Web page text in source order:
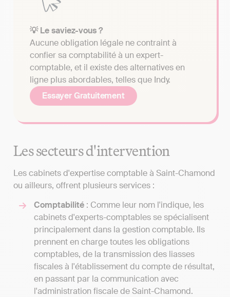
💡 Le saviez-vous ?
Aucune obligation légale ne contraint à
confier sa comptabilité à un expert-
comptable, et il existe des alternatives en
ligne plus abordables, telles que Indy.
Essayer Gratuitement
Les secteurs d'intervention
Les cabinets d'expertise comptable à Saint-Chamond
ou ailleurs, offrent plusieurs services :
Comptabilité : Comme leur nom l'indique, les
cabinets d'experts-comptables se spécialisent
principalement dans la gestion comptable. Ils
prennent en charge toutes les obligations
comptables, de la transmission des liasses
fiscales à l'établissement du compte de résultat,
en passant par la communication avec
l'administration fiscale de Saint-Chamond.